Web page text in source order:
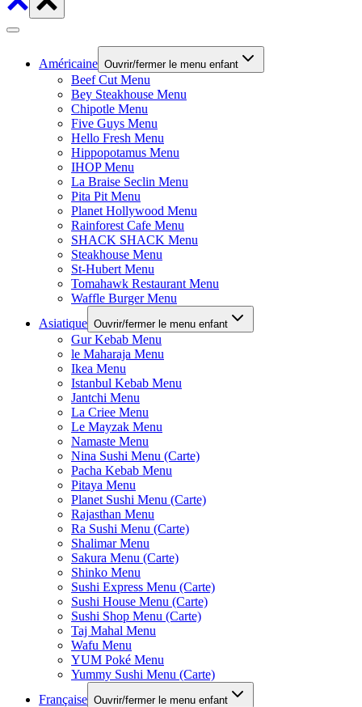
Américaine Ouvrir/fermer le menu enfant
Beef Cut Menu
Bey Steakhouse Menu
Chipotle Menu
Five Guys Menu
Hello Fresh Menu
Hippopotamus Menu
IHOP Menu
La Braise Seclin Menu
Pita Pit Menu
Planet Hollywood Menu
Rainforest Cafe Menu
SHACK SHACK Menu
Steakhouse Menu
St-Hubert Menu
Tomahawk Restaurant Menu
Waffle Burger Menu
Asiatique Ouvrir/fermer le menu enfant
Gur Kebab Menu
le Maharaja Menu
Ikea Menu
Istanbul Kebab Menu
Jantchi Menu
La Criee Menu
Le Mayzak Menu
Namaste Menu
Nina Sushi Menu (Carte)
Pacha Kebab Menu
Pitaya Menu
Planet Sushi Menu (Carte)
Rajasthan Menu
Ra Sushi Menu (Carte)
Shalimar Menu
Sakura Menu (Carte)
Shinko Menu
Sushi Express Menu (Carte)
Sushi House Menu (Carte)
Sushi Shop Menu (Carte)
Taj Mahal Menu
Wafu Menu
YUM Poké Menu
Yummy Sushi Menu (Carte)
Française Ouvrir/fermer le menu enfant